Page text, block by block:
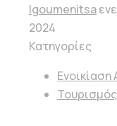
Igoumenitsa
2024
Κατηγορίες
Ενοικίαση